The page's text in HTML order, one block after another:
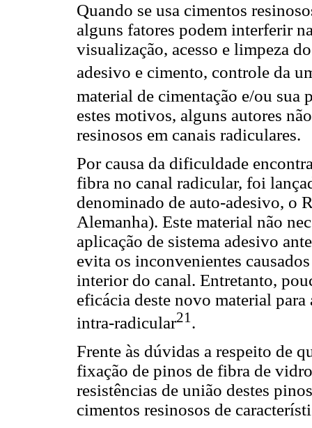
Quando se usa cimentos
alguns fatores podem interferir
visualização, acesso e limpeza
adesivo e cimento, controle da
material de cimentação e/ou sua
estes motivos, alguns autores
resinosos em canais radiculares.
Por causa da dificuldade
fibra no canal radicular, foi
denominado de auto-adesivo, o
Alemanha). Este material não
aplicação de sistema adesivo
evita os inconvenientes
interior do canal. Entretanto,
eficácia deste novo material
intra-radicular21 .
Frente às dúvidas a respeito de
fixação de pinos de fibra de
resistências de união destes
cimentos resinosos de